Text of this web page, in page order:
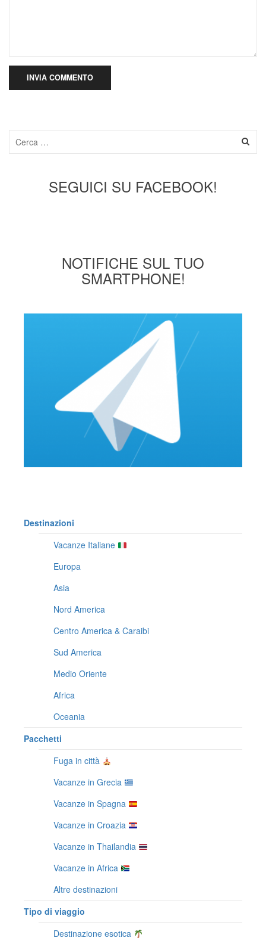
SEGUICI SU FACEBOOK!
NOTIFICHE SUL TUO
SMARTPHONE!
Destinazioni
Vacanze Italiane
Europa
Asia
Nord America
Centro America & Caraibi
Sud America
Medio Oriente
Africa
Oceania
Pacchetti
Fuga in città
Vacanze in Grecia
Vacanze in Spagna
Vacanze in Croazia
Vacanze in Thailandia
Vacanze in Africa
Altre destinazioni
Tipo di viaggio
Destinazione esotica